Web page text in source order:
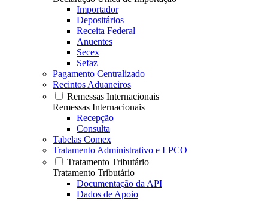
Importador
Depositários
Receita Federal
Anuentes
Secex
Sefaz
Pagamento Centralizado
Recintos Aduaneiros
Remessas Internacionais
Remessas Internacionais
Recepção
Consulta
Tabelas Comex
Tratamento Administrativo e LPCO
Tratamento Tributário
Tratamento Tributário
Documentação da API
Dados de Apoio